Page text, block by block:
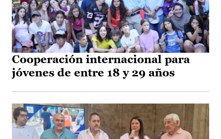
Cooperación internacional para
jóvenes de entre 18 y 29 años